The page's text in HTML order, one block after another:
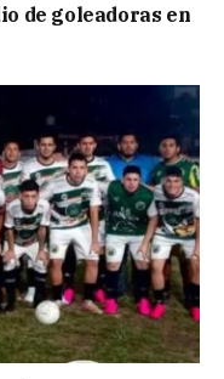
de goleadoras en